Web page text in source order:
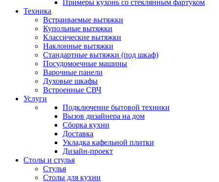
Примеры кухонь со стеклянным фартуком
Техника
Встраиваемые вытяжки
Купольные вытяжки
Классические вытяжки
Наклонные вытяжки
Стандартные вытяжки (под шкаф)
Посудомоечные машины
Варочные панели
Духовые шкафы
Встроенные СВЧ
Услуги
Подключение бытовой техники
Вызов дизайнера на дом
Сборка кухни
Доставка
Укладка кафельной плитки
Дизайн-проект
Столы и стулья
Стулья
Столы для кухни